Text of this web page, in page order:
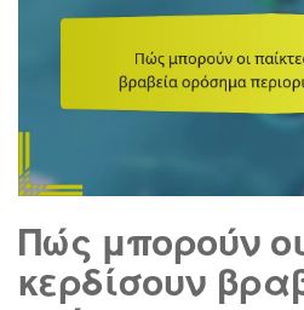
Πώς μπορούν
κερδίσουν